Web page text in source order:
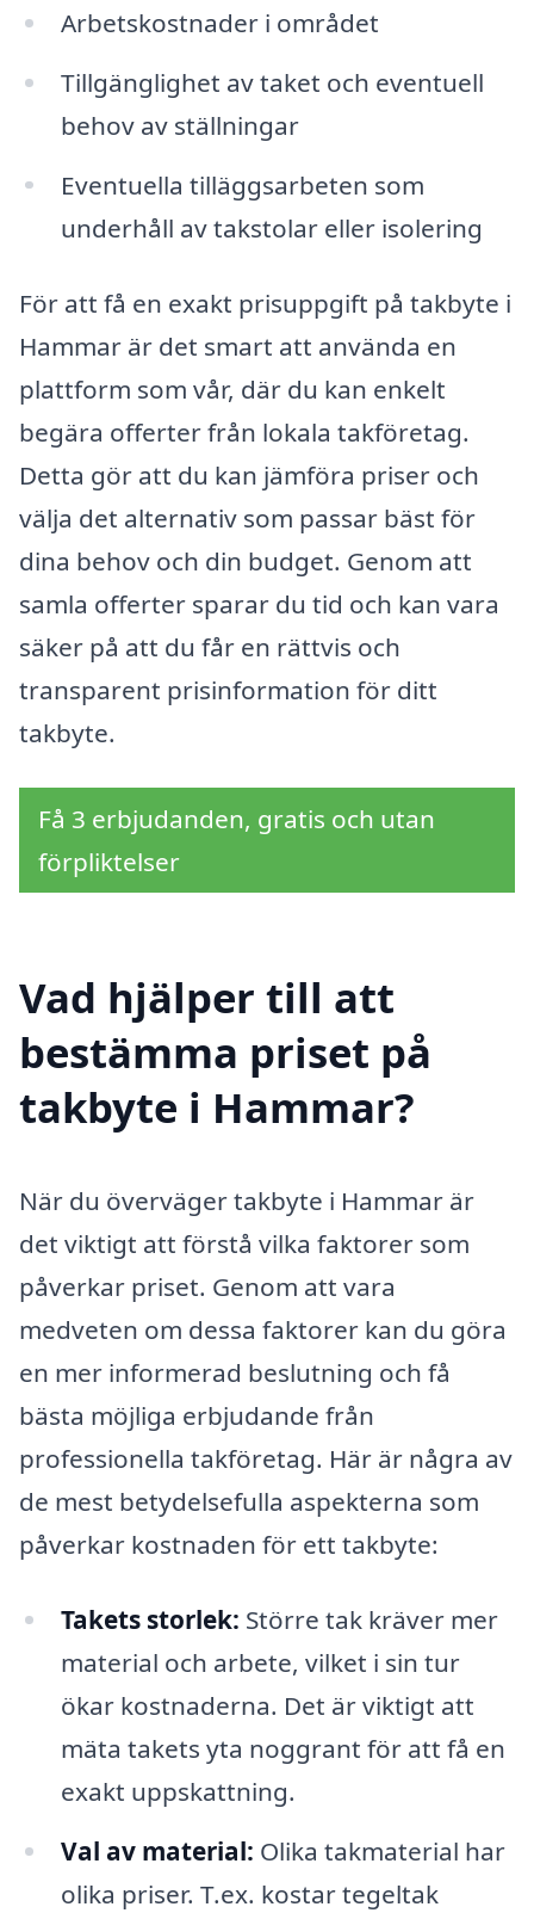
Arbetskostnader i området
Tillgänglighet av taket och eventuell
behov av ställningar
Eventuella tilläggsarbeten som
underhåll av takstolar eller isolering
För att få en exakt prisuppgift på takbyte i
Hammar är det smart att använda en
plattform som vår, där du kan enkelt
begära offerter från lokala takföretag.
Detta gör att du kan jämföra priser och
välja det alternativ som passar bäst för
dina behov och din budget. Genom att
samla offerter sparar du tid och kan vara
säker på att du får en rättvis och
transparent prisinformation för ditt
takbyte.
Få 3 erbjudanden, gratis och utan
förpliktelser
Vad hjälper till att
bestämma priset på
takbyte i Hammar?
När du överväger takbyte i Hammar är
det viktigt att förstå vilka faktorer som
påverkar priset. Genom att vara
medveten om dessa faktorer kan du göra
en mer informerad beslutning och få
bästa möjliga erbjudande från
professionella takföretag. Här är några av
de mest betydelsefulla aspekterna som
påverkar kostnaden för ett takbyte:
Takets storlek: Större tak kräver mer
material och arbete, vilket i sin tur
ökar kostnaderna. Det är viktigt att
mäta takets yta noggrant för att få en
exakt uppskattning.
Val av material: Olika takmaterial har
olika priser. T.ex. kostar tegeltak